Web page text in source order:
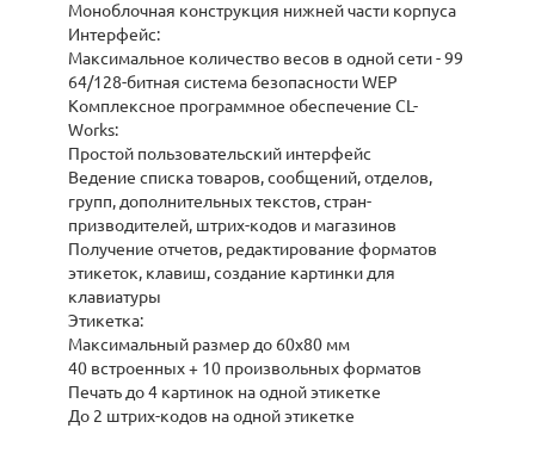
Моноблочная конструкция нижней части корпуса
Интерфейс:
Максимальное количество весов в одной сети - 99
64/128-битная система безопасности WEP
Комплексное программное обеспечение CL-
Works:
Простой пользовательский интерфейс
Ведение списка товаров, сообщений, отделов,
групп, дополнительных текстов, стран-
призводителей, штрих-кодов и магазинов
Получение отчетов, редактирование форматов
этикеток, клавиш, создание картинки для
клавиатуры
Этикетка:
Максимальный размер до 60х80 мм
40 встроенных + 10 произвольных форматов
Печать до 4 картинок на одной этикетке
До 2 штрих-кодов на одной этикетке